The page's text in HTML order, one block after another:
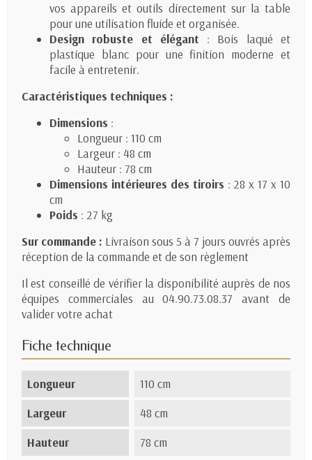
vos appareils et outils directement sur la table
pour une utilisation fluide et organisée.
Design robuste et élégant : Bois laqué et
plastique blanc pour une finition moderne et
facile à entretenir.
Caractéristiques techniques :
Dimensions :
Longueur : 110 cm
Largeur : 48 cm
Hauteur : 78 cm
Dimensions intérieures des tiroirs : 28 x 17 x 10
cm
Poids : 27 kg
Sur commande : Livraison sous 5 à 7 jours ouvrés après
réception de la commande et de son règlement
Il est conseillé de vérifier la disponibilité auprès de nos
équipes commerciales au 04.90.73.08.37 avant de
valider votre achat
Fiche technique
Longueur
110 cm
Largeur
48 cm
Hauteur
78 cm